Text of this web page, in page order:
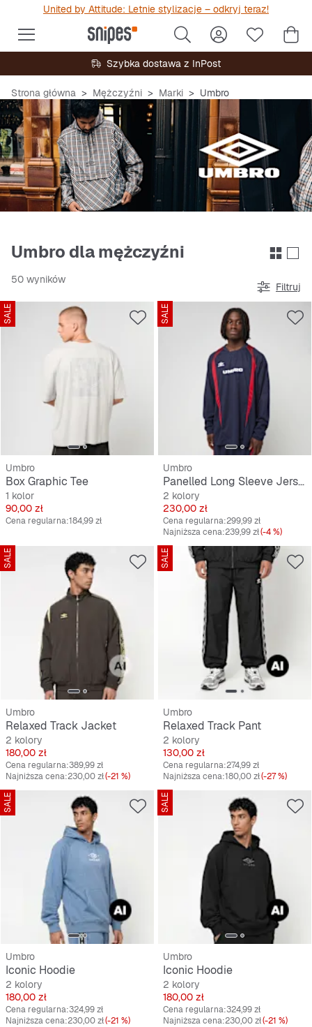
United by Attitude: Letnie stylizacje – odkryj teraz!
Szybka dostawa z InPost
Strona główna Mężczyźni Marki Umbro
Umbro dla mężczyźni
50 wyników
Filtruj
SALE
Umbro
Box Graphic Tee
1 kolor
Cena
90,00 zł
Cena regularna:184,99 zł
SALE
Umbro
Panelled Long Sleeve Jersey
2 kolory
Cena
230,00 zł
Cena regularna:299,99 zł
Najniższa cena:239,99 zł(-4 %)
SALE
Umbro
Relaxed Track Jacket
2 kolory
Cena
180,00 zł
Cena regularna:389,99 zł
Najniższa cena:230,00 zł(-21 %)
SALE
Umbro
Relaxed Track Pant
2 kolory
Cena
130,00 zł
Cena regularna:274,99 zł
Najniższa cena:180,00 zł(-27 %)
SALE
Umbro
Iconic Hoodie
2 kolory
Cena
180,00 zł
Cena regularna:324,99 zł
Najniższa cena:230,00 zł(-21 %)
SALE
Umbro
Iconic Hoodie
2 kolory
Cena
180,00 zł
Cena regularna:324,99 zł
Najniższa cena:230,00 zł(-21 %)